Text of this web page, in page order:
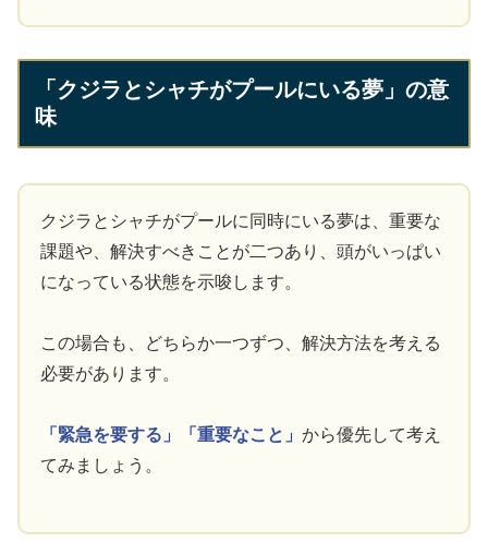
「クジラとシャチがプールにいる夢」の意
味
クジラとシャチがプールに同時にいる夢は、重要な
課題や、解決すべきことが二つあり、頭がいっぱい
になっている状態を示唆します。
この場合も、どちらか一つずつ、解決方法を考える
必要があります。
「緊急を要する」 「重要なこと」から優先して考え
てみましょう。